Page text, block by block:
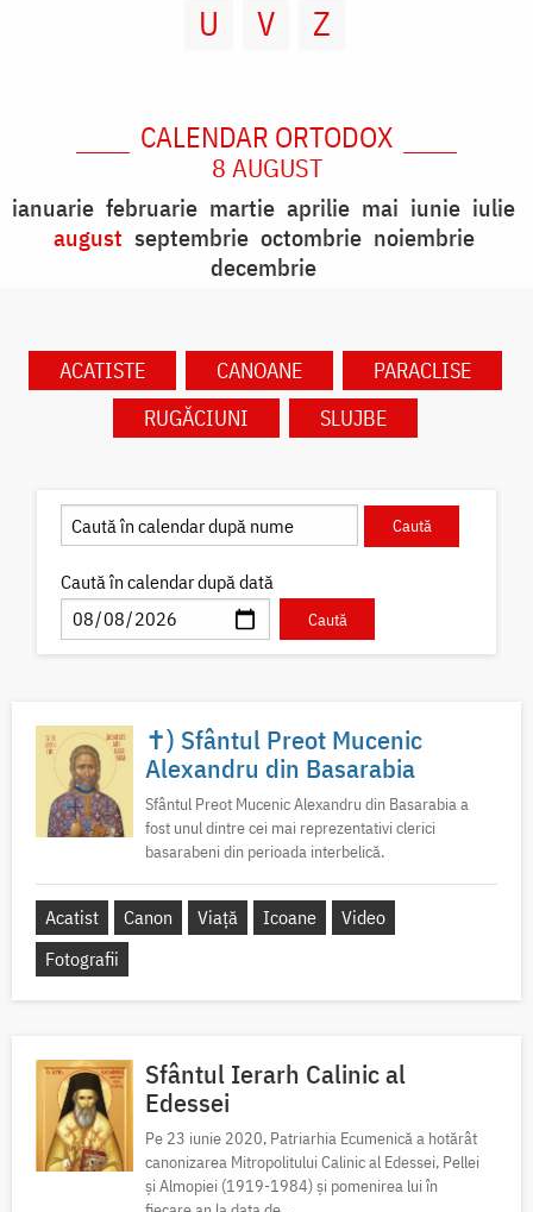
U
V Z
CALENDAR ORTODOX
8 AUGUST
ianuarie februarie martie aprilie mai iunie iulie
august septembrie octombrie noiembrie
decembrie
ACATISTE CANOANE
PARACLISE
RUGĂCIUNI
SLUJBE
Caută în calendar după dată
✝) Sfântul Preot Mucenic
Alexandru din Basarabia
Sfântul Preot Mucenic Alexandru din Basarabia a
fost unul dintre cei mai reprezentativi clerici
basarabeni din perioada interbelică.
Acatist Canon Viață Icoane
Video
Fotografii
Sfântul Ierarh Calinic al
Edessei
Pe 23 iunie 2020, Patriarhia Ecumenică a hotărât
canonizarea Mitropolitului Calinic al Edessei, Pellei
și Almopiei (1919-1984) și pomenirea lui în